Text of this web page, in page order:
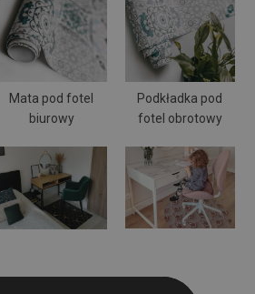
Mata pod fotel
biurowy
Podkładka pod
fotel obrotowy